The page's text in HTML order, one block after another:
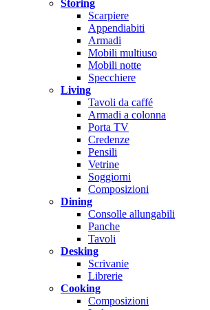
Storing
Scarpiere
Appendiabiti
Armadi
Mobili multiuso
Mobili notte
Specchiere
Living
Tavoli da caffé
Armadi a colonna
Porta TV
Credenze
Pensili
Vetrine
Soggiorni
Composizioni
Dining
Consolle allungabili
Panche
Tavoli
Desking
Scrivanie
Librerie
Cooking
Composizioni